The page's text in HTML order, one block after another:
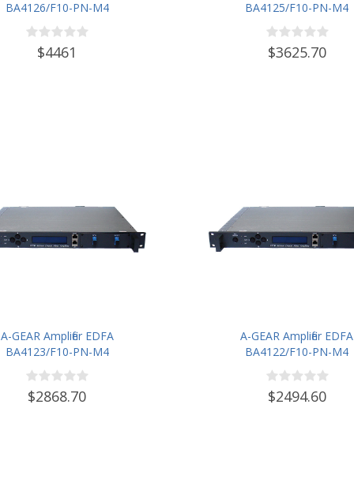
BA4126/F10-PN-M4
$4461
BA4125/F10-PN-M4
$3625.70
A-GEAR Amplifier EDFA
BA4123/F10-PN-M4
$2868.70
A-GEAR Amplifier EDFA
BA4122/F10-PN-M4
$2494.60